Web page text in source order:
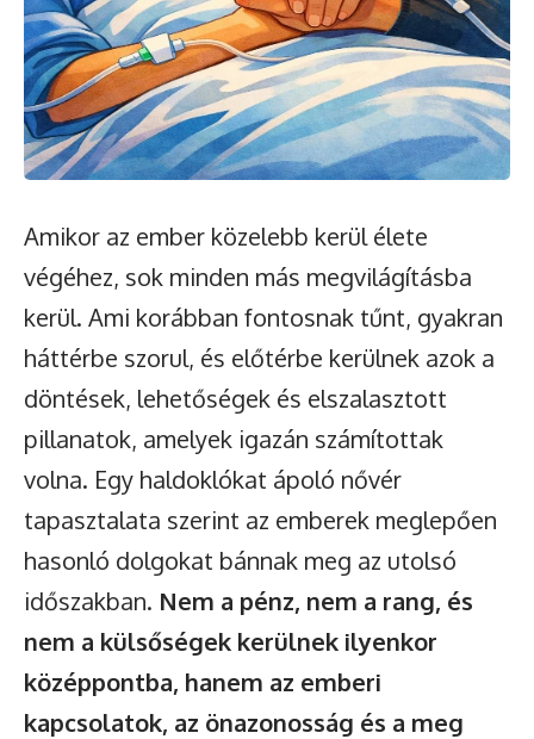
Amikor az ember közelebb kerül élete
végéhez, sok minden más megvilágításba
kerül. Ami korábban fontosnak tűnt, gyakran
háttérbe szorul, és előtérbe kerülnek azok a
döntések, lehetőségek és elszalasztott
pillanatok, amelyek igazán számítottak
volna. Egy haldoklókat ápoló nővér
tapasztalata szerint az emberek meglepően
hasonló dolgokat bánnak meg az utolsó
időszakban. Nem a pénz, nem a rang, és
nem a külsőségek kerülnek ilyenkor
középpontba, hanem az emberi
kapcsolatok, az önazonosság és a meg